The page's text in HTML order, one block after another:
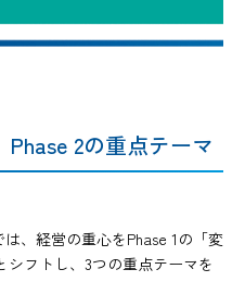
Phase 2の重点テーマ
は、経営の重心をPhase 1の「変
フトし、3つの重点テーマを